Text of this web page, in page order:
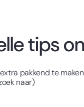
tips
pakkend te maken
naar)